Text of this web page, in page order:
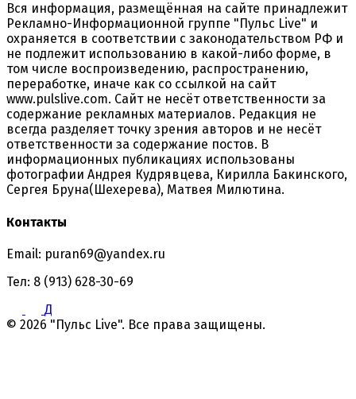
Вся информация, размещённая на сайте принадлежит
Рекламно-Информационной группе "Пульс Live" и
охраняется в соответствии с законодательством РФ и
не подлежит использованию в какой-либо форме, в
том числе воспроизведению, распространению,
переработке, иначе как со ссылкой на сайт
www.pulslive.com. Сайт не несёт ответственности за
содержание рекламных материалов. Редакция не
всегда разделяет точку зрения авторов и не несёт
ответственности за содержание постов. В
информационных публикациях использованы
фотографии Андрея Кудрявцева, Кирилла Бакинского,
Сергея Бруна(Шехерева), Матвея Милютина.
Контакты
Email: puran69@yandex.ru
Тел: 8 (913) 628-30-69
Д
© 2026 "Пульс Live". Все права защищены.